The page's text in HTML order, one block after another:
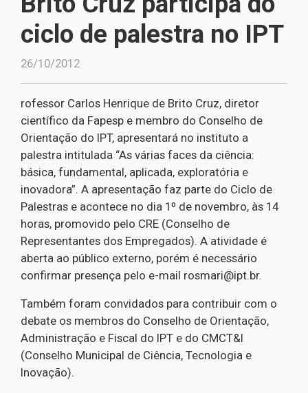
ciclo de palestra no IPT
26/10/2012
rofessor Carlos Henrique de Brito Cruz, diretor
científico da Fapesp e membro do Conselho de
Orientação do IPT, apresentará no instituto a
palestra intitulada “As várias faces da ciência:
básica, fundamental, aplicada, exploratória e
inovadora”. A apresentação faz parte do Ciclo de
Palestras e acontece no dia 1º de novembro, às 14
horas, promovido pelo CRE (Conselho de
Representantes dos Empregados). A atividade é
aberta ao público externo, porém é necessário
confirmar presença pelo e-mail rosmari@ipt.br.
Também foram convidados para contribuir com o
debate os membros do Conselho de Orientação,
Administração e Fiscal do IPT e do CMCT&I
(Conselho Municipal de Ciência, Tecnologia e
Inovação).